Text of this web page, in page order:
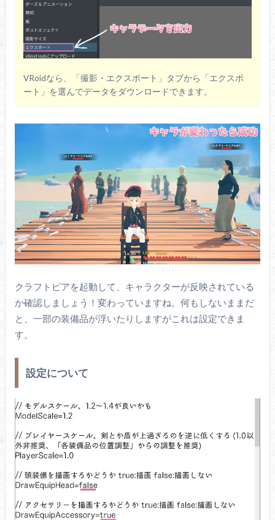
VRoidなら、「撮影・エクスポート」タブから「エクスポ
ート」を選んでデータをダウンロードできます。
クラフトピアを起動して、キャラクターが反映されている
か確認しましょう！変わっていますね。何もしないままだ
と、一部の装備品が浮いたりしますがこれは設定できま
す。
設定について